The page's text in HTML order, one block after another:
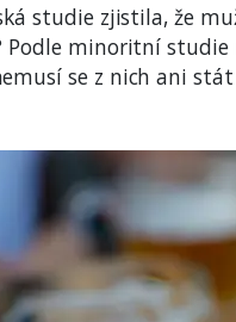
studie zjistila, že
Podle minoritní
se z nich ani